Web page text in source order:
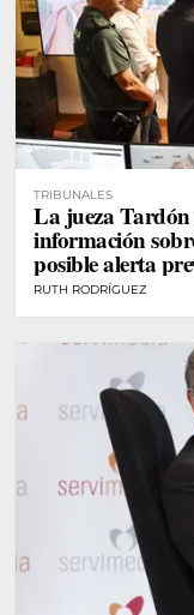
TRIBUNALES
La jueza
información
posible alerta
RUTH RODRÍGUEZ